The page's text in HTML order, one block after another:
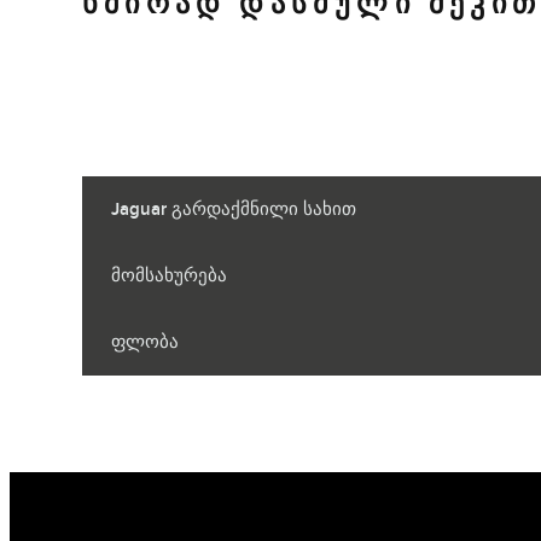
Jaguar გარდაქმნილი სახით
მომსახურება
ფლობა